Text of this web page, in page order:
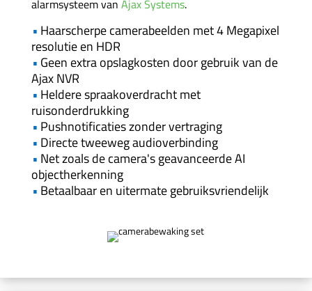
alarmsysteem van Ajax Systems.
• Haarscherpe camerabeelden met 4 Megapixel
resolutie en HDR
• Geen extra opslagkosten door gebruik van de
Ajax NVR
• Heldere spraakoverdracht met
ruisonderdrukking
• Pushnotificaties zonder vertraging
• Directe tweeweg audioverbinding
• Net zoals de camera's geavanceerde AI
objectherkenning
• Betaalbaar en uitermate gebruiksvriendelijk